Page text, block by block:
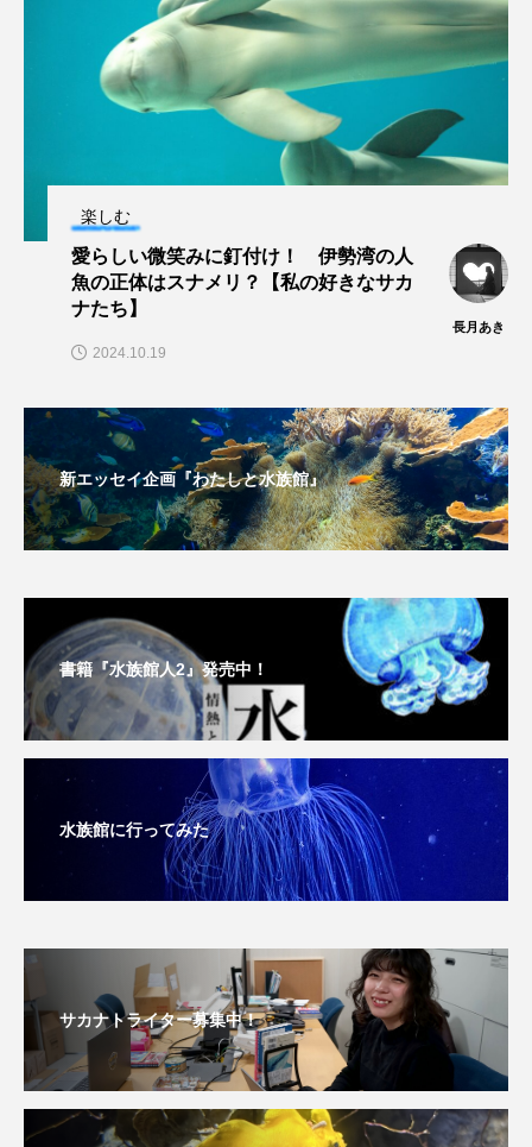
下田海中水族館 世界遺産 両生類
企画 伝承 伝統料理
八景島シーパラダイス
共生 分析 分類 刺胞動物
剥製 動物園 化石 北の大地の水族館
北極
名古屋港水族館
四万十川 四万十川学遊館あきついお 四国
四国水族館 図鑑 固有亜種 固有種
在来生物 地域名 城崎マリンワールド
大分県 天然記念物 奈良県
宍道湖自然館ゴビウス 宮古島 寄生
寄生虫 対馬 寿司 小樽
屈斜路湖 岩手県 市場
市立しものせき水族館・海響館 干支
広島もとまち水族館 形態
微生物 採集 撮影 擬態 文化
楽しむ
愛らしい微笑みに釘付け！ 伊勢湾の人
魚の正体はスナメリ？【私の好きなサカ
ナたち】
長月あき
2024.10.19
新エッセイ企画『わたしと水族館』
書籍『水族館人2』発売中！
水族館に行ってみた
サカナトライター募集中！